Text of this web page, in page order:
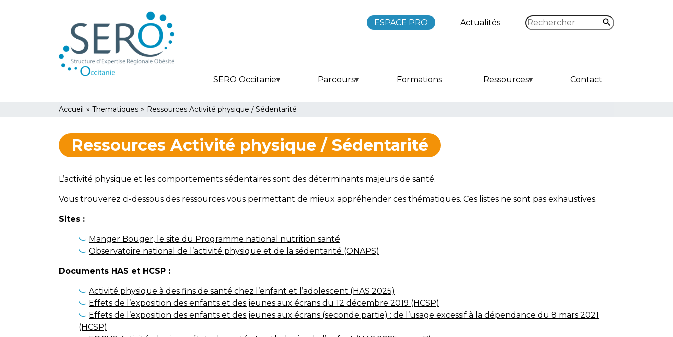
ESPACE PRO Actualités Rechercher
SERO Occitanie Parcours Formations Ressources Contact
You
are
here
Accueil » Thematiques » Ressources Activité physique / Sédentarité
Ressources Activité physique / Sédentarité
L’activité physique et les comportements sédentaires sont des déterminants majeurs de santé.
Vous trouverez ci-dessous des ressources vous permettant de mieux appréhender ces thématiques. Ces listes ne sont pas exhaustives.
Sites :
Manger Bouger, le site du Programme national nutrition santé
Observatoire national de l’activité physique et de la sédentarité (ONAPS)
Documents HAS et HCSP :
Activité physique à des fins de santé chez l’enfant et l’adolescent (HAS 2025)
Effets de l’exposition des enfants et des jeunes aux écrans du 12 décembre 2019 (HCSP)
Effets de l’exposition des enfants et des jeunes aux écrans (seconde partie) : de l’usage excessif à la dépendance du 8 mars 2021
(HCSP)